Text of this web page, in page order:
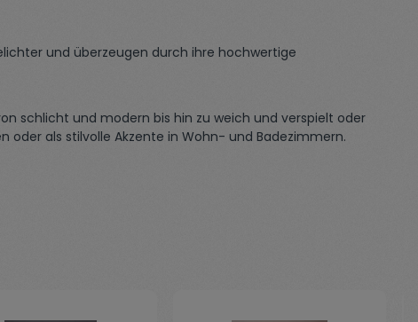
und überzeugen durch ihre hochwertige
schlicht und modern bis hin zu weich und verspielt oder
oder als stilvolle Akzente in Wohn- und Badezimmern.